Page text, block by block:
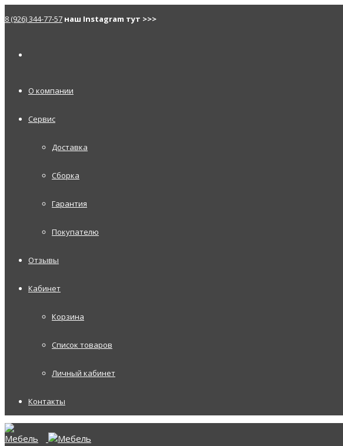
8 (926) 344-77-57 наш Instagram тут >>>
О компании
Сервис
Доставка
Сборка
Гарантия
Покупателю
Отзывы
Кабинет
Корзина
Список товаров
Личный кабинет
Контакты